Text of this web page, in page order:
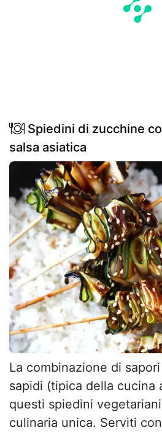
Spiedini di zucchine
salsa asiatica
La combinazione di
sapidi (tipica della cucina
questi spiedini
culinaria unica. Serviti